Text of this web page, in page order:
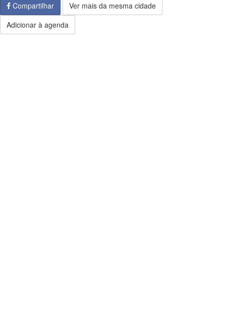
Compartilhar
Ver mais da mesma cidade
Adicionar à agenda